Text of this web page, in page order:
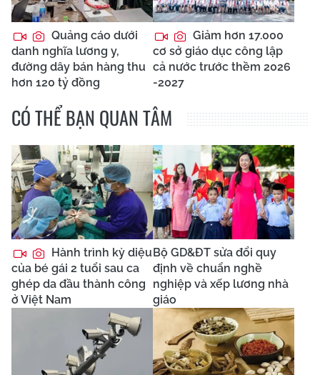
Quảng cáo dưới
danh nghĩa lương y,
đường dây bán hàng thu
hơn 120 tỷ đồng
Giảm hơn 17.000
cơ sở giáo dục công lập
cả nước trước thềm 2026
-2027
CÓ THỂ BẠN QUAN TÂM
Hành trình kỳ diệu
của bé gái 2 tuổi sau ca
ghép da đầu thành công
ở Việt Nam
Bộ GD&ĐT sửa đổi quy
định về chuẩn nghề
nghiệp và xếp lương nhà
giáo